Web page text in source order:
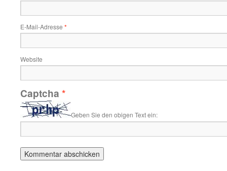
E-Mail-Adresse *
Website
Captcha *
Geben Sie den obigen Text ein: